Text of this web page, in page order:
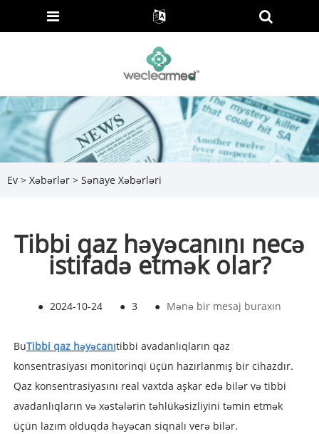
Ev > Xəbərlər > Sənaye Xəbərləri
Tibbi qaz həyəcanını necə
istifadə etmək olar?
● 2024-10-24 ● 3 ● Mənə bir mesaj buraxın
BuTibbi qaz həyəcanıtibbi avadanlıqların qaz
konsentrasiyası monitorinqi üçün hazırlanmış bir cihazdır.
Qaz konsentrasiyasını real vaxtda aşkar edə bilər və tibbi
avadanlıqların və xəstələrin təhlükəsizliyini təmin etmək
üçün lazım olduqda həyəcan siqnalı verə bilər.